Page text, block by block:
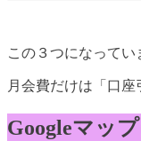
この３つになってい
月会費だけは「口
Googleマッ